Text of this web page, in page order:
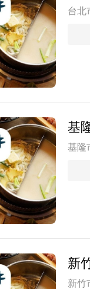
台北
基
基隆
新
新竹